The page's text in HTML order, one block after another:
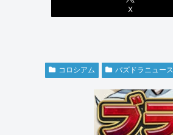
X
コロシアム パズドラニュース